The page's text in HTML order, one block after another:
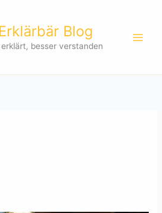
Blog
besser verstanden